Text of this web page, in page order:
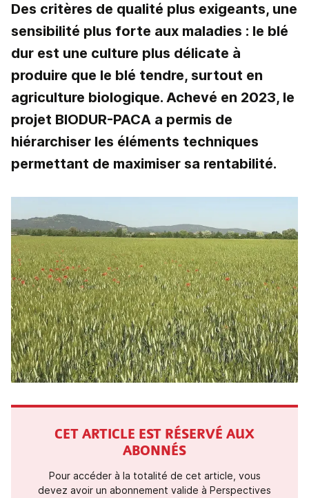
Des critères de qualité plus exigeants, une
sensibilité plus forte aux maladies : le blé
dur est une culture plus délicate à
produire que le blé tendre, surtout en
agriculture biologique. Achevé en 2023, le
projet BIODUR-PACA a permis de
hiérarchiser les éléments techniques
permettant de maximiser sa rentabilité.
CET ARTICLE EST RÉSERVÉ AUX
ABONNÉS
Pour accéder à la totalité de cet article, vous
devez avoir un abonnement valide à Perspectives